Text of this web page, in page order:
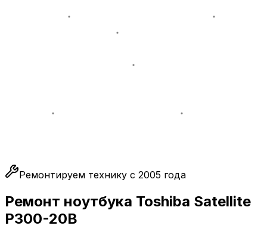
Ремонтируем технику с 2005 года
Ремонт ноутбука Toshiba Satellite
P300-20B